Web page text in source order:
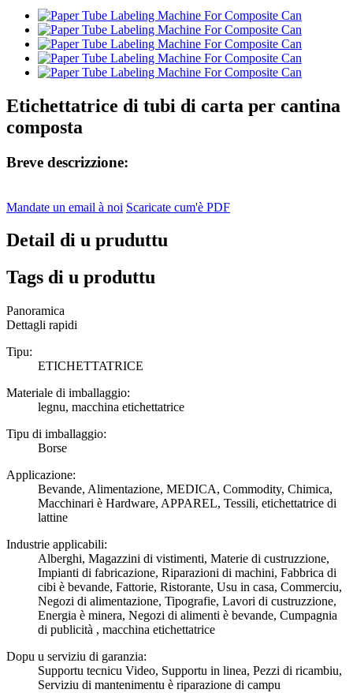
Etichettatrice di tubi di carta per cantina
composta
Breve descrizzione:
Mandate un email à noi Scaricate cum'è PDF
Detail di u pruduttu
Tags di u produttu
Panoramica
Dettagli rapidi
Tipu:
ETICHETTATRICE
Materiale di imballaggio:
legnu, macchina etichettatrice
Tipu di imballaggio:
Borse
Applicazione:
Bevande, Alimentazione, MEDICA, Commodity, Chimica,
Macchinari è Hardware, APPAREL, Tessili, etichettatrice di
lattine
Industrie applicabili:
Alberghi, Magazzini di vistimenti, Materie di custruzzione,
Impianti di fabricazione, Riparazioni di machini, Fabbrica di
cibi è bevande, Fattorie, Ristorante, Usu in casa, Commerciu,
Negozi di alimentazione, Tipografie, Lavori di custruzzione,
Energia è minera, Negozi di alimenti è bevande, Cumpagnia
di publicità , macchina etichettatrice
Dopu u serviziu di garanzia:
Supportu tecnicu Video, Supportu in linea, Pezzi di ricambiu,
Serviziu di mantenimentu è riparazione di campu